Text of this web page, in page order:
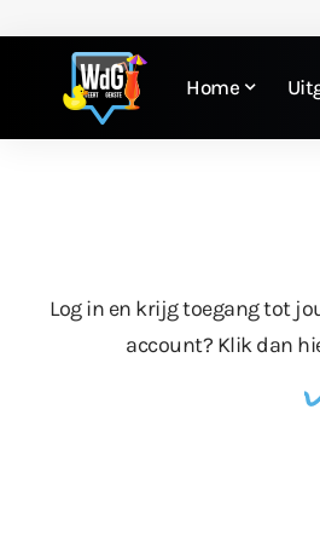
Home
Log in en krijg toegang tot
account? Klik dan